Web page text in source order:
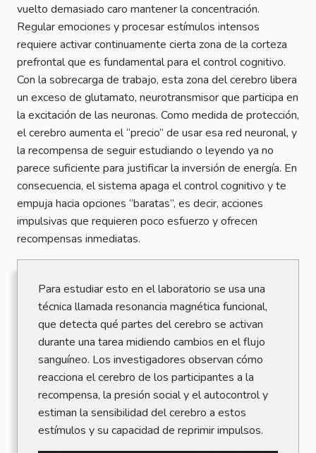
vuelto demasiado caro mantener la concentración.
Regular emociones y procesar estímulos intensos
requiere activar continuamente cierta zona de la corteza
prefrontal que es fundamental para el control cognitivo.
Con la sobrecarga de trabajo, esta zona del cerebro libera
un exceso de glutamato, neurotransmisor que participa en
la excitación de las neuronas. Como medida de protección,
el cerebro aumenta el “precio” de usar esa red neuronal, y
la recompensa de seguir estudiando o leyendo ya no
parece suficiente para justificar la inversión de energía. En
consecuencia, el sistema apaga el control cognitivo y te
empuja hacia opciones “baratas”, es decir, acciones
impulsivas que requieren poco esfuerzo y ofrecen
recompensas inmediatas.
Para estudiar esto en el laboratorio se usa una
técnica llamada resonancia magnética funcional,
que detecta qué partes del cerebro se activan
durante una tarea midiendo cambios en el flujo
sanguíneo. Los investigadores observan cómo
reacciona el cerebro de los participantes a la
recompensa, la presión social y el autocontrol y
estiman la sensibilidad del cerebro a estos
estímulos y su capacidad de reprimir impulsos.